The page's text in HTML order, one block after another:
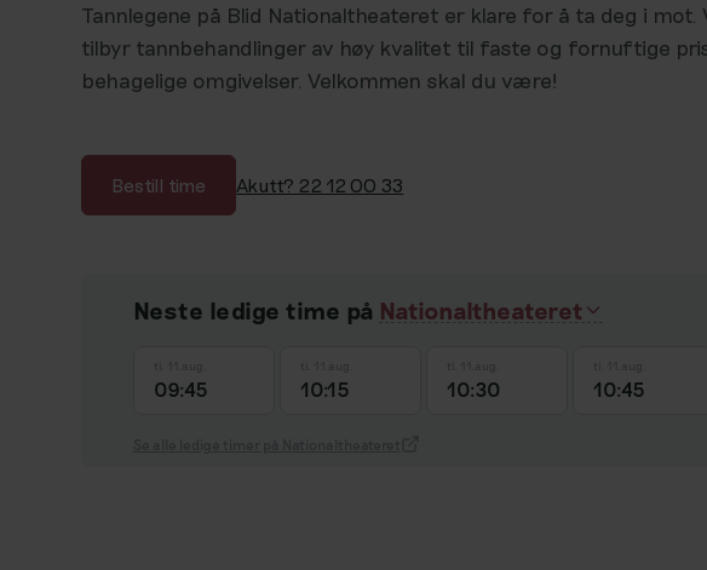
Tannlegene på Blid Nationaltheateret er klare for å ta deg i mot.
tilbyr tannbehandlinger av høy kvalitet til faste og fornuftige
behagelige omgivelser. Velkommen skal du være!
Bestill time Akutt? 22 12 00 33